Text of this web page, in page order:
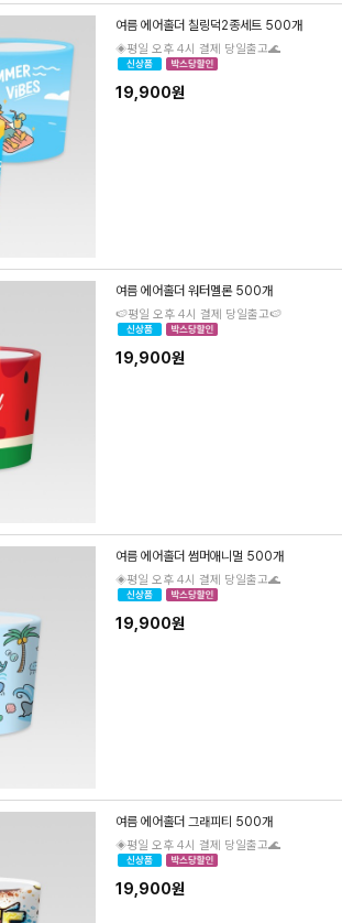
여름 에어홀더 칠링덕2종세트 500개
◈평일 오후 4시 결제 당일출고🌊
19,900원
여름 에어홀더 워터멜론 500개
🍉평일 오후 4시 결제 당일출고🍉
19,900원
여름 에어홀더 썸머애니멀 500개
◈평일 오후 4시 결제 당일출고🌊
19,900원
여름 에어홀더 그래피티 500개
◈평일 오후 4시 결제 당일출고🌊
19,900원